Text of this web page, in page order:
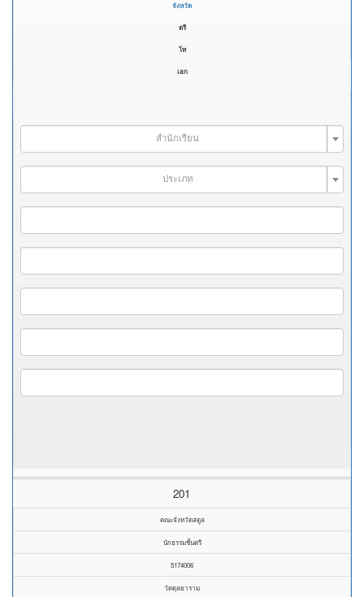
จังหวัด
ตรี
โท
เอก
สำนักเรียน
ประเภท
201
คณะจังหวัดสตูล
นักธรรมชั้นตรี
5174006
วัดดุลยาราม